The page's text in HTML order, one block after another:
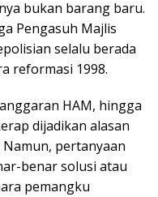
bukan barang baru.
Pengasuh Majlis
selalu berada
reformasi 1998.
HAM, hingga
dijadikan alasan
pertanyaan
benar solusi atau
pemangku